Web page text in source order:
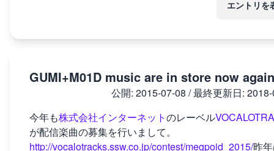
エントリを
GUMI+M01D music are in store now again
公開: 2015-07-08 / 最終更新日:
今年も株式会社インターネットのレーベル
が配信楽曲の募集を行いまして。
http://vocalotracks.ssw.co.jp/contest/megpoid_2015/昨